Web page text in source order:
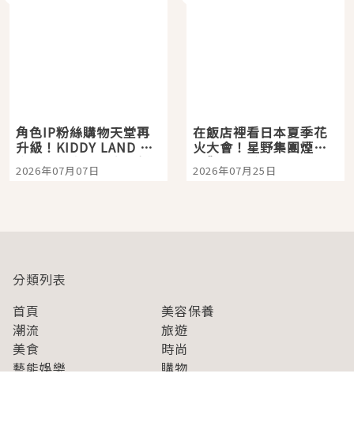
角色IP粉絲購物天堂再
升級！KIDDY LAND 原
宿店吉伊卡哇迎客，新
開幕 OMOKADO 店3分
2026年07月07日
在飯店裡看日本夏季花
火大會！星野集團煙火
景觀飯店6選，讓你不用
人擠人悠閒欣賞
2026年07月25日
分類列表
首頁
美容保養
潮流
旅遊
美食
時尚
藝能娛樂
購物